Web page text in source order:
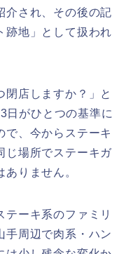
介され、その後の記
跡地」として扱われ
閉店しますか？」と
日がひとつの基準に
で、今からステーキ
じ場所でステーキガ
りません。
テーキ系のファミリ
手周辺で肉系・ハン